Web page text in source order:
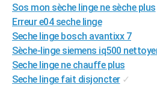
Alimentation
Guide de la santé
Maladies
Médicaments
Sommeil
VOYAGE
Destinations
Voyage nature
Voyage de noces
PHOTO
GUIDES D'ACHAT
Sos mon sèche linge ne sèche plus
Erreur e04 seche linge
Seche linge bosch avantixx 7
Sèche-linge siemens iq500
Seche linge ne chauffe plus
Seche linge fait disjoncter ✓